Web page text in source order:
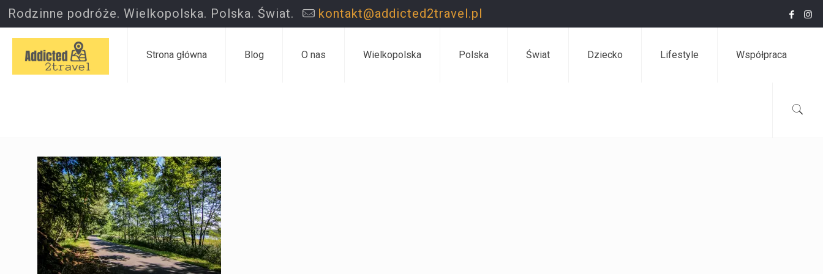
Rodzinne podróże. Wielkopolska. Polska. Świat. kontakt@addicted2travel.pl
Strona główna Blog O nas Wielkopolska Polska Świat Dziecko Lifestyle Współpraca